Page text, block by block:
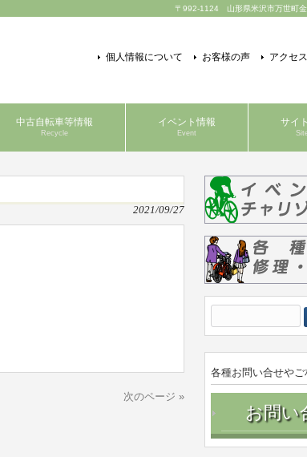
〒992-1124 山形県米沢市万世町
個人情報について お客様の声 アクセス
中古自転車等情報
Recycle
イベント情報
Event
サイ
2021/09/27
次のページ »
索:
各種お問い合せやご
お問い